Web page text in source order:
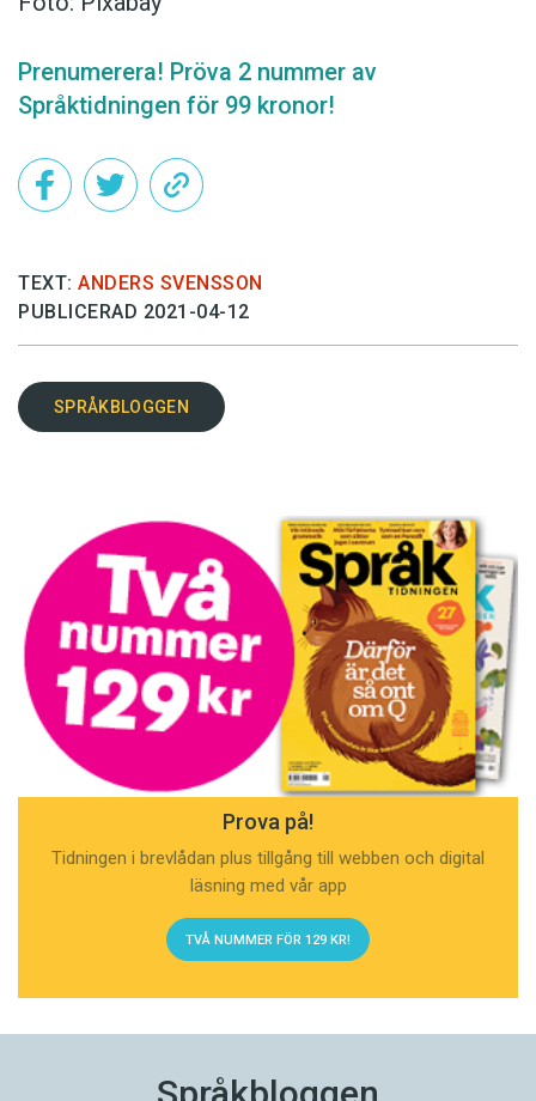
Prenumerera! Pröva 2 nummer av
Språktidningen för 99 kronor!
TEXT: ANDERS SVENSSON
PUBLICERAD 2021-04-12
SPRÅKBLOGGEN
Prova på!
Tidningen i brevlådan plus tillgång till webben och digital
läsning med vår app
TVÅ NUMMER FÖR 129 KR!